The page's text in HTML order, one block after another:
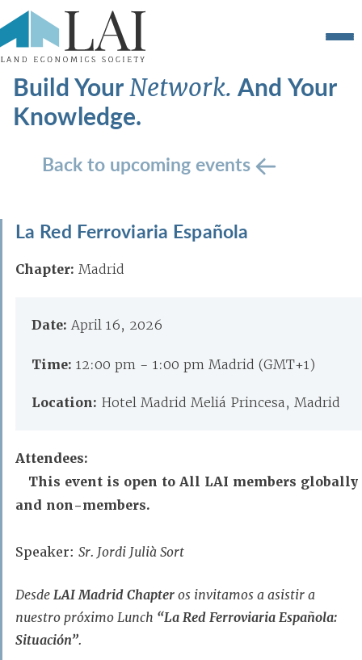
Build YourNetwork.And Your
Knowledge.
Back to upcoming events
La Red Ferroviaria Española
Chapter: Madrid
Date: April 16, 2026
Time: 12:00 pm - 1:00 pm Madrid (GMT+1)
Location: Hotel Madrid Meliá Princesa, Madrid
Attendees:
This event is open to All LAI members globally
and non-members.
Speaker: Sr. Jordi Julià Sort
DesdeLAI Madrid Chapteros invitamos a asistir a
nuestro próximo Lunch “La Red Ferroviaria Española:
Situación”.